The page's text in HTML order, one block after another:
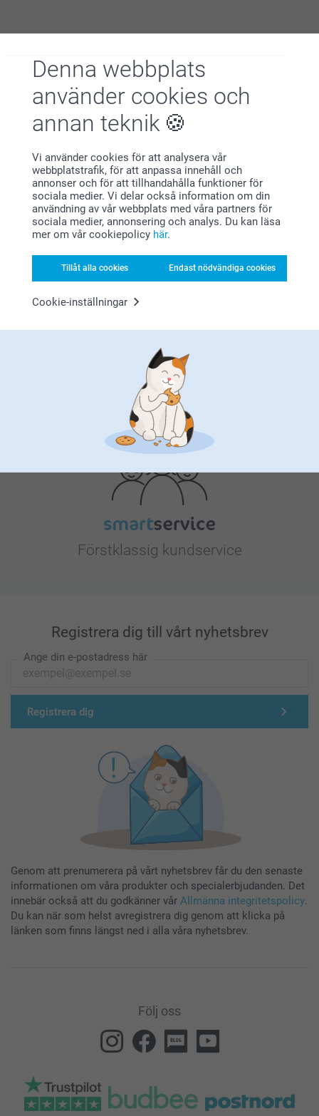
Denna webbplats
använder cookies och
annan teknik
Vi använder cookies för att analysera vår
webbplatstrafik, för att anpassa innehåll och
annonser och för att tillhandahålla funktioner för
sociala medier. Vi delar också information om din
användning av vår webbplats med våra partners för
sociala medier, annonsering och analys. Du kan läsa
mer om vår cookiepolicy här.
Tillåt alla cookies Endast nödvändiga cookies
Cookie-inställningar
Nöjd kundgaranti
Bonus på alla dina köp
Letar du efter inspiration?
Förstklassig kundservice
Registrera dig till vårt nyhetsbrev
Ange din e-postadress här
Registrera dig
Genom att prenumerera på vårt nyhetsbrev får du den senaste
informationen om våra produkter och specialerbjudanden. Det
innebär också att du godkänner vår Allmänna integritetspolicy.
Du kan när som helst avregistrera dig genom att klicka på
länken som finns längst ned i alla våra nyhetsbrev.
Följ oss